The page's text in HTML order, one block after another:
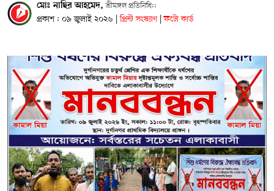
মোঃ নাছির আহমেদ,শ্রীমঙ্গল প্রতিনিধি::
প্রকাশ : ০৯ জুলাই ২০২৬ | প্রিন্ট সংস্করণ | ফটো কার্ড